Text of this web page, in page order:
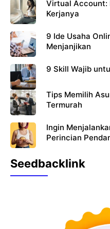
Virtual Account:
Kerjanya
9 Ide Usaha
Menjanjikan
9 Skill Wajib
Tips Memilih
Termurah
Ingin
Perincian
Seedbacklink